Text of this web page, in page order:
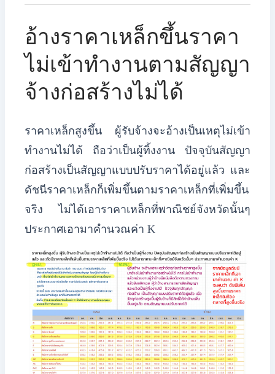
อ้างราคาเหล็กขึ้นราคา
ไม่เข้าทำงานตามสัญญา
จ้างก่อสร้างไม่ได้
ราคาเหล็กสูงขึ้น ผู้รับจ้างจะอ้างเป็นเหตุไม่เข้า
ทำงานไม่ได้ ถือว่าเป็นผู้ทิ้งงาน ปัจจุบันสัญญา
ก่อสร้างเป็นสัญญาแบบปรับราคาได้อยู่แล้ว และ
ดัชนีราคาเหล็กก็เพิ่มขึ้นตามราคาเหล็กที่เพิ่มขึ้น
จริง ไม่ได้เอาราคาเหล็กที่พาณิชย์จังหวัดนั้นๆ
ประกาศเอามาคำนวณค่า K